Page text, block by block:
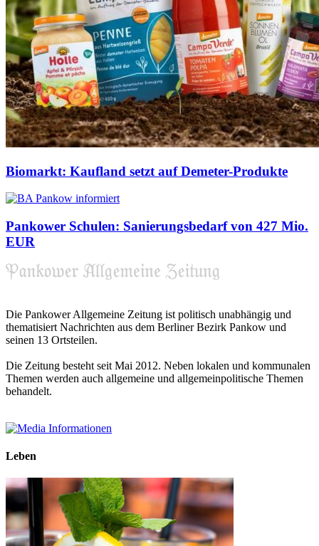
Biomarkt: Kaufland setzt auf Demeter-Produkte
Pankower Schulen: Sanierungsbedarf von 427 Mio.
EUR
Die Pankower Allgemeine Zeitung ist politisch unabhängig und
thematisiert Nachrichten aus dem Berliner Bezirk Pankow und
seinen 13 Ortsteilen.
Die Zeitung besteht seit Mai 2012. Neben lokalen und kommunalen
Themen werden auch allgemeine und allgemeinpolitische Themen
behandelt.
Leben